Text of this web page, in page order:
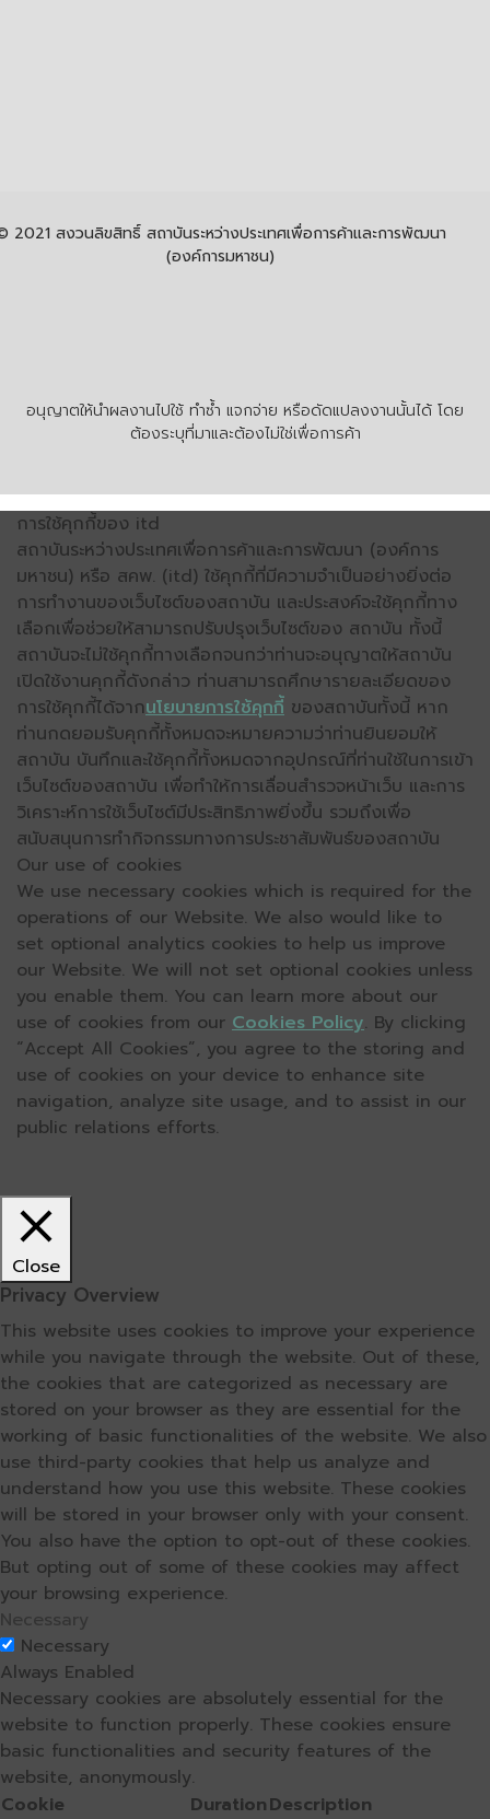
อนุญาตให้นำผลงานไปใช้ ทำซ้ำ แจกจ่าย หรือดัดแปลงงานนั้นได้ โดย
ต้องระบุที่มาและต้องไม่ใช่เพื่อการค้า
2021 สงวนลิขสิทธิ์ สถาบันระหว่างประเทศเพื่อการค้าและการพัฒนา
(องค์การมหาชน)
การใช้คุกกี้ของ itd
สถาบันระหว่างประเทศเพื่อการค้าและการพัฒนา (องค์การ
มหาชน) หรือ สคพ. (itd) ใช้คุกกี้ที่มีความจำเป็นอย่างยิ่งต่อ
การทำงานของเว็บไซต์ของสถาบัน และประสงค์จะใช้คุกกี้ทาง
เลือกเพื่อช่วยให้สามารถปรับปรุงเว็บไซต์ของ สถาบัน ทั้งนี้
สถาบันจะไม่ใช้คุกกี้ทางเลือกจนกว่าท่านจะอนุญาตให้สถาบัน
เปิดใช้งานคุกกี้ดังกล่าว ท่านสามารถศึกษารายละเอียดของ
การใช้คุกกี้ได้จากนโยบายการใช้คุกกี้ ของสถาบันทั้งนี้ หาก
ท่านกดยอมรับคุกกี้ทั้งหมดจะหมายความว่าท่านยินยอมให้
สถาบัน บันทึกและใช้คุกกี้ทั้งหมดจากอุปกรณ์ที่ท่านใช้ในการเข้า
เว็บไซต์ของสถาบัน เพื่อทำให้การเลื่อนสำรวจหน้าเว็บ และการ
วิเคราะห์การใช้เว็บไซต์มีประสิทธิภาพยิ่งขึ้น รวมถึงเพื่อ
สนับสนุนการทำกิจกรรมทางการประชาสัมพันธ์ของสถาบัน
Our use of cookies
We use necessary cookies which is required for the
operations of our Website. We also would like to
set optional analytics cookies to help us improve
our Website. We will not set optional cookies unless
you enable them. You can learn more about our
use of cookies from our Cookies Policy. By clicking
“Accept All Cookies”, you agree to the storing and
use of cookies on your device to enhance site
navigation, analyze site usage, and to assist in our
public relations efforts.
Close
Privacy Overview
This website uses cookies to improve your experience
while you navigate through the website. Out of these,
the cookies that are categorized as necessary are
stored on your browser as they are essential for the
working of basic functionalities of the website. We also
use third-party cookies that help us analyze and
understand how you use this website. These cookies
will be stored in your browser only with your consent.
You also have the option to opt-out of these cookies.
But opting out of some of these cookies may affect
your browsing experience.
Necessary
Necessary
Always Enabled
Necessary cookies are absolutely essential for the
website to function properly. These cookies ensure
basic functionalities and security features of the
website, anonymously.
Cookie
DurationDescription